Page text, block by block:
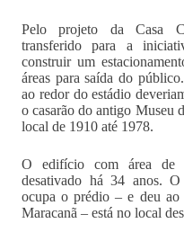
Pelo projeto da Casa
transferido para a
construir um
áreas para saída do
ao redor do estádio
o casarão do antigo Museu
local de 1910 até 1978.
O edifício com área de
desativado há 34 anos.
ocupa o prédio – e deu
Maracanã – está no local